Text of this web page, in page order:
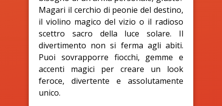
Magari il cerchio di peonie del destino,
il violino magico del vizio o il radioso
scettro sacro della luce solare. Il
divertimento non si ferma agli abiti.
Puoi sovrapporre fiocchi, gemme e
accenti magici per creare un look
feroce, divertente e assolutamente
unico.